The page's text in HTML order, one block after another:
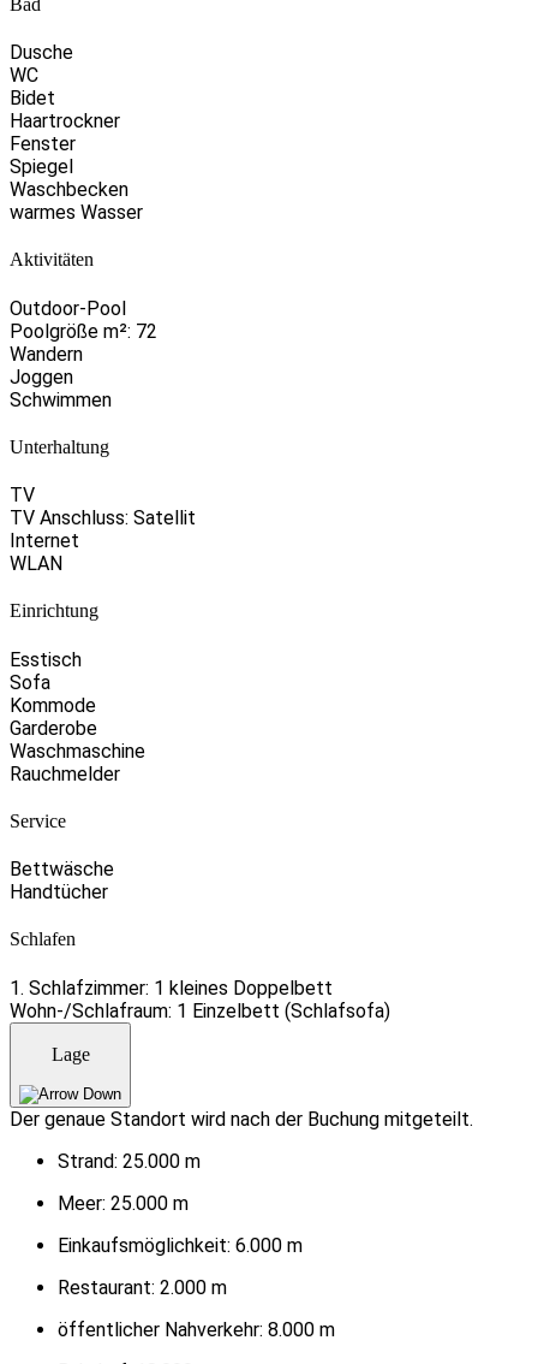
Dusche
WC
Bidet
Haartrockner
Fenster
Spiegel
Waschbecken
warmes Wasser
Aktivitäten
Outdoor-Pool
Poolgröße m²: 72
Wandern
Joggen
Schwimmen
Unterhaltung
TV
TV Anschluss: Satellit
Internet
WLAN
Einrichtung
Esstisch
Sofa
Kommode
Garderobe
Waschmaschine
Rauchmelder
Service
Bettwäsche
Handtücher
Schlafen
1. Schlafzimmer: 1 kleines Doppelbett
Wohn-/Schlafraum: 1 Einzelbett (Schlafsofa)
Lage
Der genaue Standort wird nach der Buchung mitgeteilt.
Strand: 25.000 m
Meer: 25.000 m
Einkaufsmöglichkeit: 6.000 m
Restaurant: 2.000 m
öffentlicher Nahverkehr: 8.000 m